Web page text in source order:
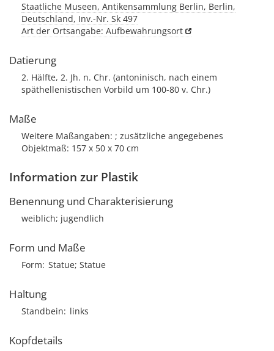
Staatliche Museen, Antikensammlung Berlin, Berlin,
Deutschland, Inv.-Nr. Sk 497
Art der Ortsangabe: Aufbewahrungsort
Datierung
2. Hälfte, 2. Jh. n. Chr. (antoninisch, nach einem
späthellenistischen Vorbild um 100-80 v. Chr.)
Maße
Weitere Maßangaben: ; zusätzliche angegebenes
Objektmaß: 157 x 50 x 70 cm
Information zur Plastik
Benennung und Charakterisierung
weiblich; jugendlich
Form und Maße
Form Statue; Statue
Haltung
Standbein links
Kopfdetails